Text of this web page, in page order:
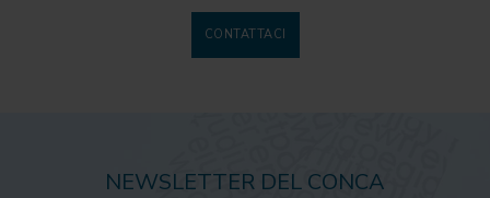
CONTATTACI
NEWSLETTER DEL CONCA